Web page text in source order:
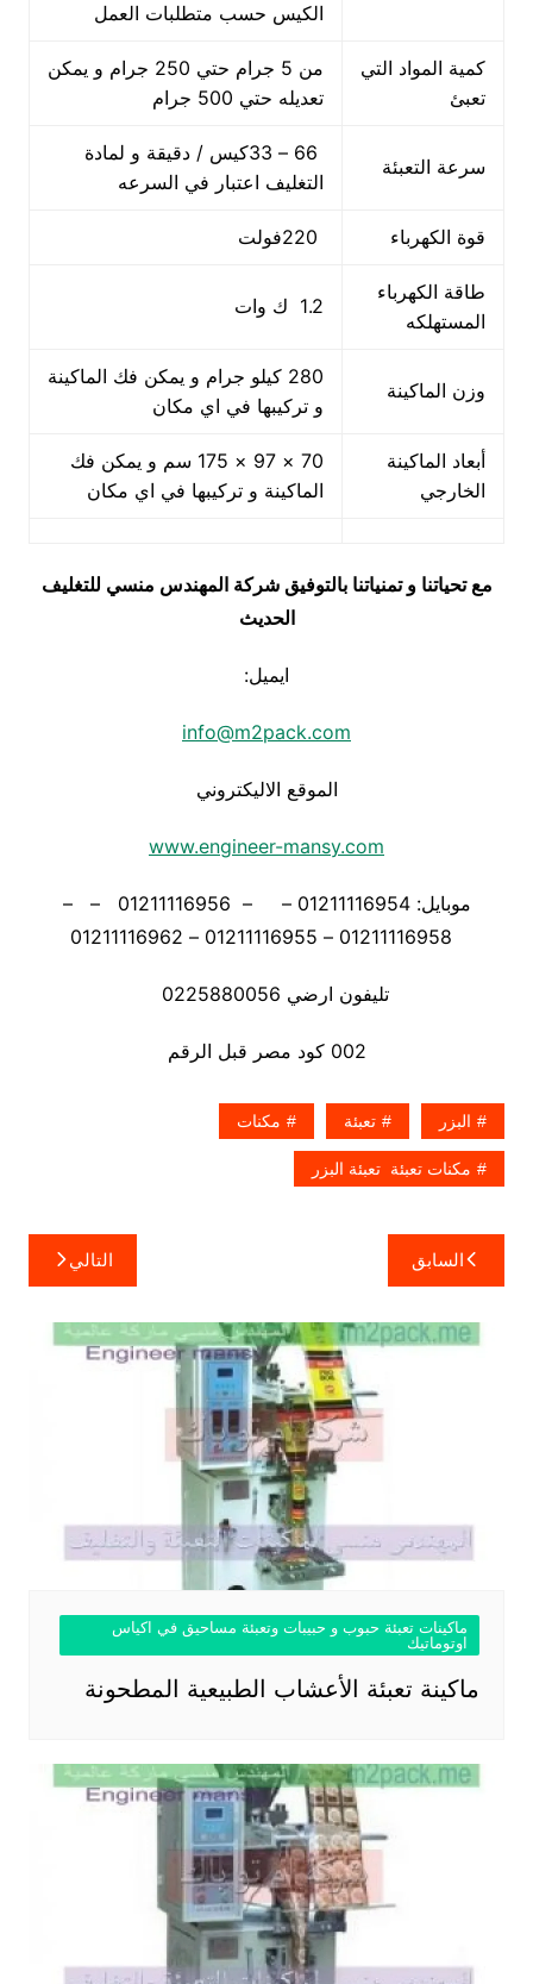
الكيس حسب متطلبات العمل
كمية المواد التي
تعبئ
من 5 جرام حتي 250 جرام و يمكن
تعديله حتي 500 جرام
سرعة التعبئة
66 – 33كيس / دقيقة و لمادة
التغليف اعتبار في السرعه
قوة الكهرباء
طاقة الكهرباء
المستهلكه
1.2 ك وات
وزن الماكينة
280 كيلو جرام و يمكن فك الماكينة
و تركيبها في اي مكان
أبعاد الماكينة
الخارجي
70 × 97 × 175 سم و يمكن فك
الماكينة و تركيبها في اي مكان
مع تحياتنا و تمنياتنا بالتوفيق شركة المهندس منسي للتغليف
الحديث
ايميل:
info@m2pack.com
الموقع الاليكتروني
www.engineer-mansy.com
موبايل: 01211116954 – – 01211116956 – –
تليفون ارضي 0225880056
002 كود مصر قبل الرقم
البزر تعبئة مكنات
مكنات تعبئة تعبئة البزر
تصفّح
المقالات
السابق التالي
ماكينات تعبئة حبوب و حبيبات وتعبئة مساحيق في اكياس
اوتوماتيك
ماكينة تعبئة الأعشاب الطبيعية المطحونة